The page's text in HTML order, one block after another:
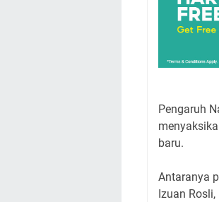
Pengaruh
baru.
Antaranya
Izuan